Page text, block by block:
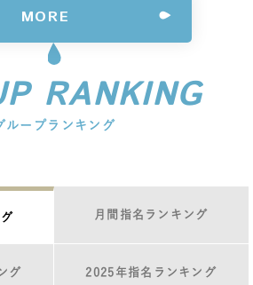
MORE
RANKING
ループランキング
月間指名ランキング
グ 2025年指名ランキング